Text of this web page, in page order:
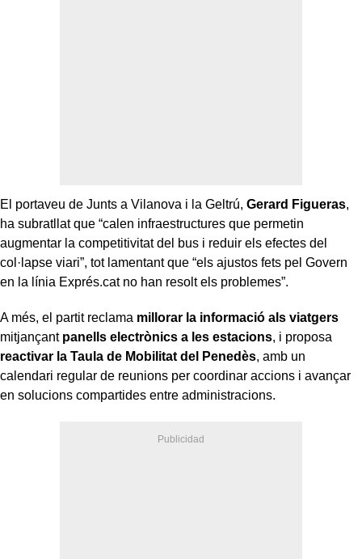
El portaveu de Junts a Vilanova i la Geltrú, Gerard Figueras,
ha subratllat que “calen infraestructures que permetin
augmentar la competitivitat del bus i reduir els efectes del
col·lapse viari”, tot lamentant que “els ajustos fets pel Govern
en la línia Exprés.cat no han resolt els problemes”.
A més, el partit reclama millorar la informació als viatgers
mitjançant panells electrònics a les estacions, i proposa
reactivar la Taula de Mobilitat del Penedès, amb un
calendari regular de reunions per coordinar accions i avançar
en solucions compartides entre administracions.